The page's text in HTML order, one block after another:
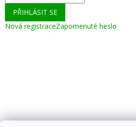
PŘIHLÁSIT SE
Nová registraceZapomenuté heslo